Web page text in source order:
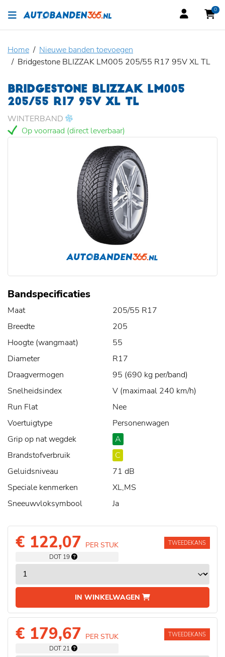
0
Home
Nieuwe banden toevoegen
Bridgestone BLIZZAK LM005 205/55 R17 95V XL TL
BRIDGESTONE BLIZZAK LM005
205/55 R17 95V XL TL
WINTERBAND
Op voorraad (direct leverbaar)
Bandspecificaties
Maat
205/55 R17
Breedte
205
Hoogte (wangmaat)
55
Diameter
R17
Draagvermogen
95 (690 kg per/band)
Snelheidsindex
V (maximaal 240 km/h)
Run Flat
Nee
Voertuigtype
Personenwagen
Grip op nat wegdek
A
Brandstofverbruik
C
Geluidsniveau
71 dB
Speciale kenmerken
XL,MS
Sneeuwvloksymbool
Ja
€ 122,07 PER STUK
DOT 19
IN WINKELWAGEN
TWEEDEKANS
€ 179,67 PER STUK
DOT 21
TWEEDEKANS